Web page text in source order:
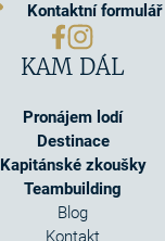
Kontaktní formulář
KAM DÁL
Pronájem lodí
Destinace
Kapitánské zkoušky
Teambuilding
Blog
Kontakt